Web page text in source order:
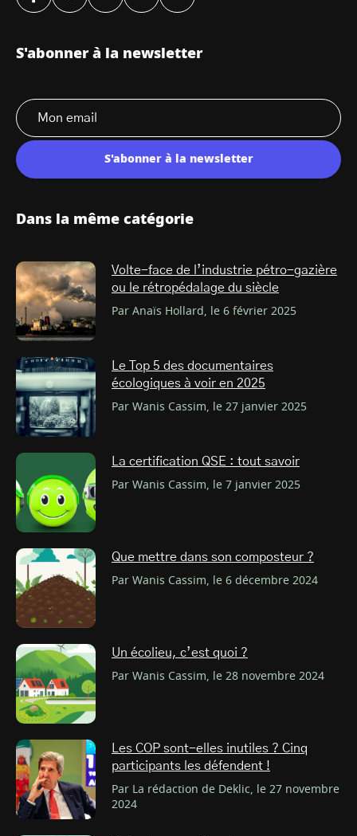
S'abonner à la newsletter
S'abonner à la newsletter
Dans la même catégorie
Volte-face de l’industrie pétro-gazière
ou le rétropédalage du siècle
Par Anaïs Hollard, le 6 février 2025
Le Top 5 des documentaires
écologiques à voir en 2025
Par Wanis Cassim, le 27 janvier 2025
La certification QSE : tout savoir
Par Wanis Cassim, le 7 janvier 2025
Que mettre dans son composteur ?
Par Wanis Cassim, le 6 décembre 2024
Un écolieu, c’est quoi ?
Par Wanis Cassim, le 28 novembre 2024
Les COP sont-elles inutiles ? Cinq
participants les défendent !
Par La rédaction de Deklic, le 27 novembre
2024